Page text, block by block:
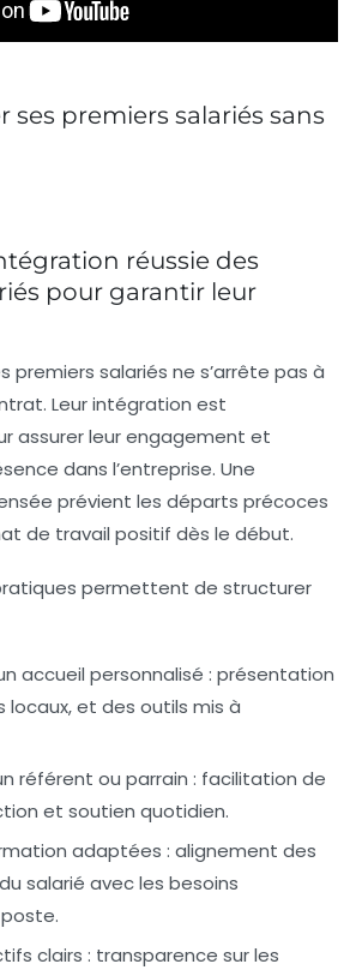
ses premiers salariés sans
réussie des
pour garantir leur
premiers salariés ne s’arrête pas à
Leur intégration est
assurer leur engagement et
dans l’entreprise. Une
prévient les départs précoces
de travail positif dès le début.
permettent de structurer
accueil personnalisé : présentation
locaux, et des outils mis à
référent ou parrain : facilitation de
et soutien quotidien.
adaptées : alignement des
salarié avec les besoins
clairs : transparence sur les